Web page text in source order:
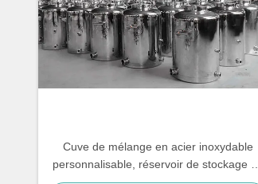
Cuve de mélange en acier inoxydable
personnalisable, réservoir de stockage de